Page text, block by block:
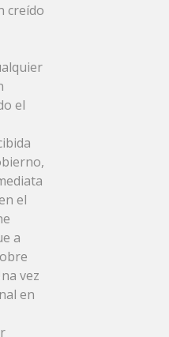
creído
el
el
a
vez
en